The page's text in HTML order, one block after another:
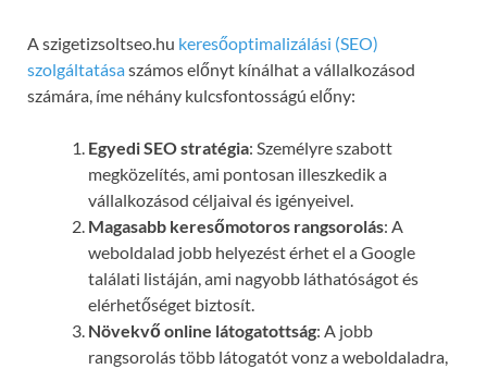
A szigetizsoltseo.hu keresőoptimalizálási (SEO)
szolgáltatásaszámos előnyt kínálhat a vállalkozásod
számára, íme néhány kulcsfontosságú előny:
Egyedi SEO stratégia: Személyre szabott
megközelítés, ami pontosan illeszkedik a
vállalkozásod céljaival és igényeivel.
Magasabb keresőmotoros rangsorolás: A
weboldalad jobb helyezést érhet el a Google
találati listáján, ami nagyobb láthatóságot és
elérhetőséget biztosít.
Növekvő online látogatottság: A jobb
rangsorolás több látogatót vonz a weboldaladra,